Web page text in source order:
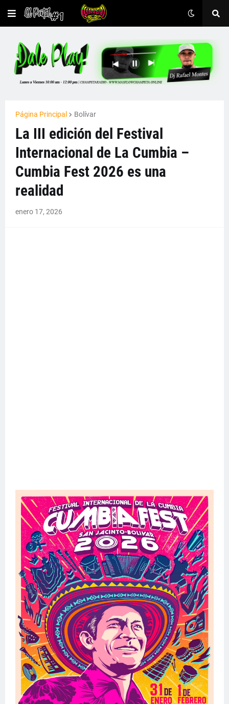
Página Principal Bolívar
La III edición del Festival
Internacional de La Cumbia –
Cumbia Fest 2026 es una
realidad
enero 17, 2026